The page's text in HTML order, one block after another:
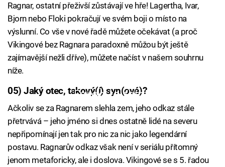
Ragnar, ostatní přeživší zůstávají ve hře! Lagertha, Ivar,
Bjorn nebo Floki pokračují ve svém boji o místo na
výslunní. Co vše v nové řadě můžete očekávat (a proč
Vikingové bez Ragnara paradoxně můžou být ještě
zajímavější nežli dříve), můžete načíst v našem souhrnu
níže.
Failed to fetch
05) Jaký otec, takový(í) syn(ové)?
Ačkoliv se za Ragnarem slehla zem, jeho odkaz stále
přetrvává – jeho jméno si dnes ostatně lidé na severu
nepřipomínají jen tak pro nic za nic jako legendární
postavu. Ragnarův odkaz však není v seriálu přítomný
jenom metaforicky, ale i doslova. Vikingové se s 5. řadou